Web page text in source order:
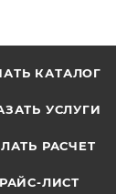
КАТАЛОГ
УСЛУГИ
РАСЧЕТ
ЛИСТ